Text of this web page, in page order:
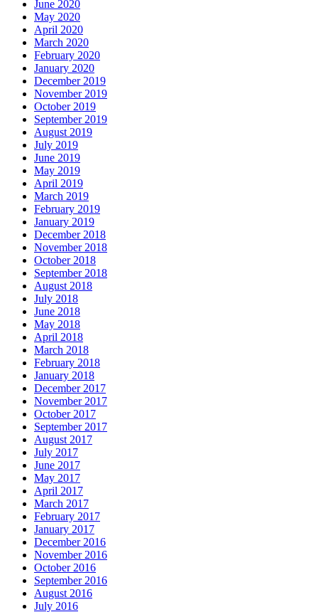
June 2020
May 2020
April 2020
March 2020
February 2020
January 2020
December 2019
November 2019
October 2019
September 2019
August 2019
July 2019
June 2019
May 2019
April 2019
March 2019
February 2019
January 2019
December 2018
November 2018
October 2018
September 2018
August 2018
July 2018
June 2018
May 2018
April 2018
March 2018
February 2018
January 2018
December 2017
November 2017
October 2017
September 2017
August 2017
July 2017
June 2017
May 2017
April 2017
March 2017
February 2017
January 2017
December 2016
November 2016
October 2016
September 2016
August 2016
July 2016